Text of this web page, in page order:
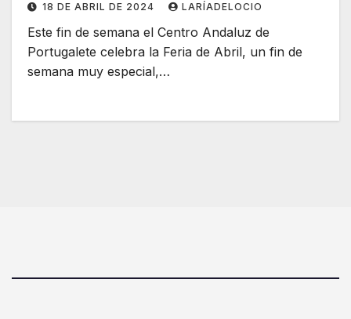
18 DE ABRIL DE 2024 LARÍADELOCIO
Este fin de semana el Centro Andaluz de
Portugalete celebra la Feria de Abril, un fin de
semana muy especial,…